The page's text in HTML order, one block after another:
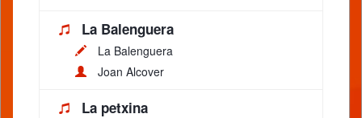
La Balenguera
La Balenguera
Joan Alcover
La petxina